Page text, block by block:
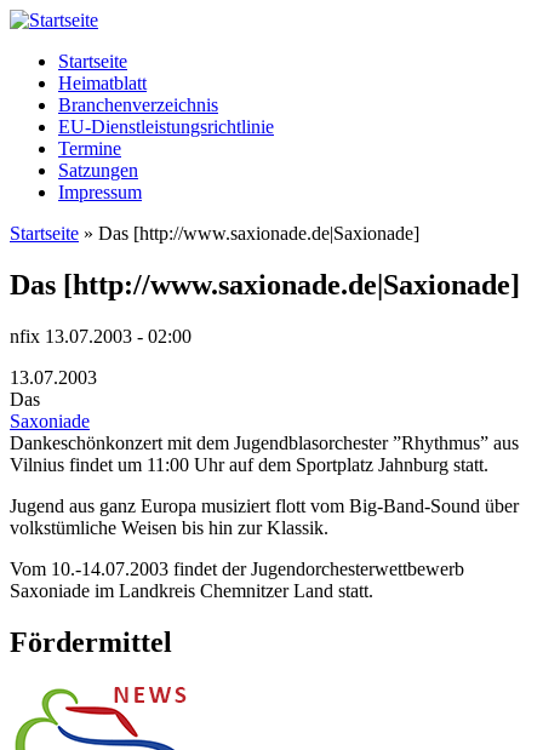
Startseite
Heimatblatt
Branchenverzeichnis
EU-Dienstleistungsrichtlinie
Termine
Satzungen
Impressum
Startseite » Das [http://www.saxionade.de|Saxionade]
Das [http://www.saxionade.de|Saxionade]
nfix 13.07.2003 - 02:00
13.07.2003
Das
Saxoniade
Dankeschönkonzert mit dem Jugendblasorchester ”Rhythmus” aus
Vilnius findet um 11:00 Uhr auf dem Sportplatz Jahnburg statt.
Jugend aus ganz Europa musiziert flott vom Big-Band-Sound über
volkstümliche Weisen bis hin zur Klassik.
Vom 10.-14.07.2003 findet der Jugendorchesterwettbewerb
Saxoniade im Landkreis Chemnitzer Land statt.
Fördermittel